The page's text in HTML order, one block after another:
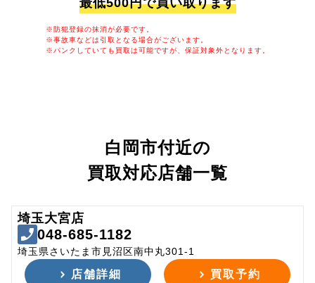
最低500円で買い取ります
※防犯登録の抹消が必要です。
※事故車などは引取となる場合がございます。
※パンクしていても買取は可能ですが、保証対象外となります。
白岡市付近の
買取対応店舗一覧
埼玉大宮店
048-685-1182
埼玉県さいたま市見沼区南中丸301-1
店舗詳細 買取予約